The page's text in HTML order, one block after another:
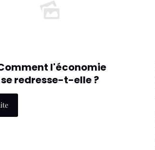
l'économie
redresse-t-elle ?